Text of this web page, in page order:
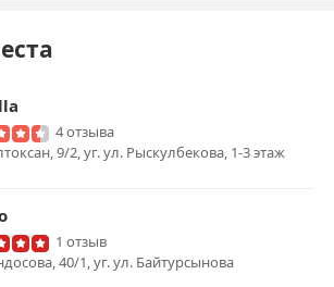
4 отзыва
9/2, уг. ул. Рыскулбекова, 1-3 этаж
1 отзыв
40/1, уг. ул. Байтурсынова